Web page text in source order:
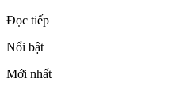
Đọc tiếp
Nổi bật
Mới nhất